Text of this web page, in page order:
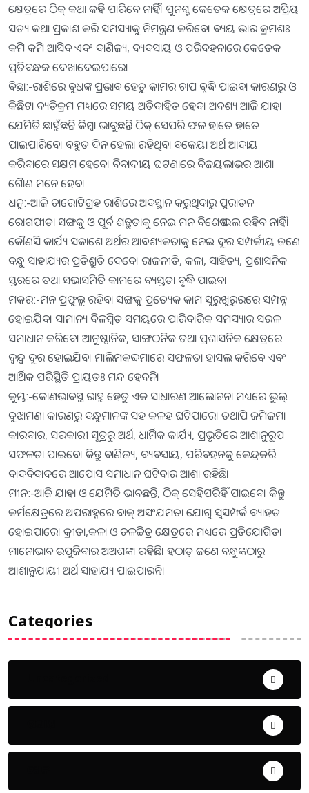
କ୍ଷେତ୍ରରେ ଠିକ୍‌ କଥା କହି ପାରିବେ ନାହିଁ। ପୁନଶ୍ଚ କେତେକ କ୍ଷେତ୍ରରେ ଅପ୍ରିୟ
ସତ୍ୟ କଥା ପ୍ରକାଶ କରି ସମସ୍ୟାକୁ ନିମନ୍ତ୍ରଣ କରିବେ। ବ୍ୟୟ ଭାର କ୍ରମଶଃ
କମି କମି ଆସିବ ଏବଂ ବାଣିଜ୍ୟ, ବ୍ୟବସାୟ ଓ ପରିବହନାରେ କେତେକ
ପ୍ରତିବନ୍ଧକ ଦେଖାଦେଇପାରେ।
ବିଛା:-ରାଶିରେ ବୁଧଙ୍କ ପ୍ରଭାବ ହେତୁ କାମର ଚାପ ବୃଦ୍ଧି ପାଇବା କାରଣରୁ ଓ
କିଛିଟା ବ୍ୟତିକ୍ରମ ମଧ୍ୟରେ ସମୟ ଅତିବାହିତ ହେବ। ଅବଶ୍ୟ ଆଜି ଯାହା
ଯେମିତି ଛାହୁଁଛନ୍ତି କିମ୍ବା ଭାବୁଛନ୍ତି ଠିକ୍‌ ସେପରି ଫଳ ହାତେ ହାତେ
ପାଇପାରିବେ। ବହୁତ ଦିନ ହେଲା ରହିଥିବା ବକେୟା ଅର୍ଥ ଆଦାୟ
କରିବାରେ ସକ୍ଷମ ହେବେ। ବିବାଦୀୟ ଘଟଣାରେ ବିଜୟଲାଭର ଆଶା
ଗୈାଣ ମନେ ହେବ।
ଧନୁ:-ଆଜି ଚାରୋଟିଗ୍ରହ ରାଶିରେ ଅବସ୍ଥାନ କରୁଥିବାରୁ ପୁରାତନ
ରୋଗପୀଡା ସଙ୍ଗକୁ ଓ ପୂର୍ବ ଶତ୍ରୁତାକୁ ନେଇ ମନ ବିଶେଷ ଭଲ ରହିବ ନାହିଁ।
କୌଣସି କାର୍ଯ୍ୟ ସକାଶେ ଅର୍ଥର ଆବଶ୍ୟକତାକୁ ନେଇ ଦୂର ସମ୍ପର୍କୀୟ ଜଣେ
ବନ୍ଧୁ ସାହାଯ୍ୟର ପ୍ରତିଶ୍ରୁତି ଦେବେ। ରାଜନୀତି, କଳା, ସାହିତ୍ୟ, ପ୍ରଶାସନିକ
ସ୍ତରରେ ତଥା ସଭାସମିତି କାମରେ ବ୍ୟସ୍ତତା ବୃଦ୍ଧି ପାଇବ।
ମକର:-ମନ ପ୍ରଫୁଲ୍ଲ ରହିବା ସଙ୍ଗକୁ ପ୍ରତ୍ୟେକ କାମ ସୁରୁଖୁରୁରରେ ସମ୍ପନ୍ନ
ହୋଇଯିବ। ସାମାନ୍ୟ ବିଳମ୍ବିତ ସମୟରେ ପାରିବାରିକ ସମସ୍ୟାର ସରଳ
ସମାଧାନ କରିବେ। ଆନୁଷ୍ଠାନିକ, ସାଙ୍ଗଠନିକ ତଥା ପ୍ରଶାସନିକ କ୍ଷେତ୍ରରେ
ଦ୍ୱନ୍ଦ୍ୱ ଦୂର ହୋଇଯିବ। ମାଲିମକଦ୍ଦମାରେ ସଫଳତା ହାସଲ କରିବେ ଏବଂ
ଆର୍ଥିକ ପରିସ୍ଥିତି ପ୍ରାୟତଃ ମନ୍ଦ ହେବନି।
କୁମ୍ଭ:-କୋଣଭାବସ୍ଥ ରାହୁ ହେତୁ ଏକ ସାଧାରଣ ଆଲୋଚନା ମଧ୍ୟରେ ଭୁଲ୍‌
ବୁଝାମଣା କାରଣରୁ ବନ୍ଧୁମାନଙ୍କ ସହ କଳହ ଘଟିପାରେ। ତଥାପି ଜମିଜମା
କାରବାର, ସରକାରୀ ସୂତ୍ରରୁ ଅର୍ଥ, ଧାର୍ମିକ କାର୍ଯ୍ୟ, ପ୍ରଭୃତିରେ ଆଶାନୁରୂପ
ସଫଳତା ପାଇବେ। କିନ୍ତୁ ବାଣିଜ୍ୟ, ବ୍ୟବସାୟ, ପରିବହନକୁ କେନ୍ଦ୍ରକରି
ବାଦବିବାଦରେ ଆପୋସ ସମାଧାନ ଘଟିବାର ଆଶା ରହିଛି।
ମୀନ:-ଆଜି ଯାହା ଓ ଯେମିତି ଭାବଛନ୍ତି, ଠିକ୍‌ ସେହିପରିହିଁ ପାଇବେ। କିନ୍ତୁ
କର୍ମକ୍ଷେତ୍ରରେ ଅପରାହ୍ନରେ ବାକ୍‌ ଅସଂଯମତା ଯୋଗୁ ସୁସମ୍ପର୍କ ବ୍ୟାହତ
ହୋଇପାରେ। କ୍ରୀଡା,କଳା ଓ ଚଳଚ୍ଚିତ୍ର କ୍ଷେତ୍ରରେ ମଧ୍ୟରେ ପ୍ରତିଯୋଗିତା
ମାନୋଭାବ ଉପୁଜିବାର ଅଅଶଙ୍କା ରହିଛି। ହଠାତ୍‌ ଜଣେ ବନ୍ଧୁଙ୍କଠାରୁ
ଆଶାନୁଯାୟୀ ଅର୍ଥ ସାହାଯ୍ୟ ପାଇପାରନ୍ତି।
Categories